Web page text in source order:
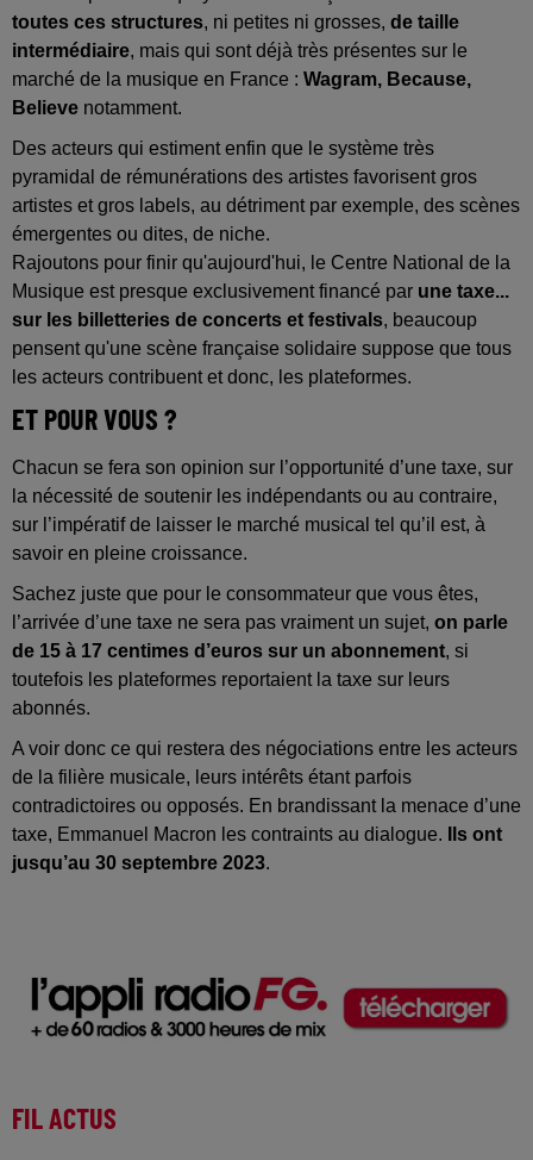
toutes ces structures, ni petites ni grosses, de taille
intermédiaire, mais qui sont déjà très présentes sur le
marché de la musique en France : Wagram, Because,
Believe notamment.
Des acteurs qui estiment enfin que le système très
pyramidal de rémunérations des artistes favorisent gros
artistes et gros labels, au détriment par exemple, des scènes
émergentes ou dites, de niche.
Rajoutons pour finir qu'aujourd'hui, le Centre National de la
Musique est presque exclusivement financé par une taxe...
sur les billetteries de concerts et festivals, beaucoup
pensent qu'une scène française solidaire suppose que tous
les acteurs contribuent et donc, les plateformes.
ET POUR VOUS ?
Chacun se fera son opinion sur l’opportunité d’une taxe, sur
la nécessité de soutenir les indépendants ou au contraire,
sur l’impératif de laisser le marché musical tel qu’il est, à
savoir en pleine croissance.
Sachez juste que pour le consommateur que vous êtes,
l’arrivée d’une taxe ne sera pas vraiment un sujet, on parle
de 15 à 17 centimes d’euros sur un abonnement, si
toutefois les plateformes reportaient la taxe sur leurs
abonnés.
A voir donc ce qui restera des négociations entre les acteurs
de la filière musicale, leurs intérêts étant parfois
contradictoires ou opposés. En brandissant la menace d’une
taxe, Emmanuel Macron les contraints au dialogue.
Ils ont
jusqu’au 30 septembre 2023.
FIL ACTUS